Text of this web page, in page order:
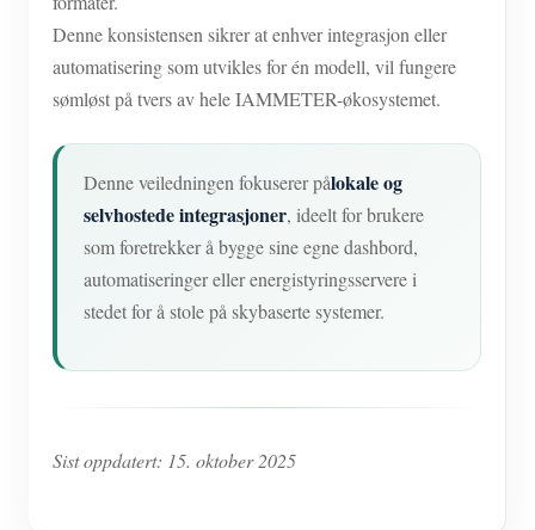
Denne konsistensen sikrer at enhver integrasjon eller
automatisering som utvikles for én modell, vil fungere
sømløst på tvers av hele IAMMETER-økosystemet.
Denne veiledningen fokuserer pålokale og
selvhostede integrasjoner, ideelt for brukere
som foretrekker å bygge sine egne dashbord,
automatiseringer eller energistyringsservere i
stedet for å stole på skybaserte systemer.
Sist oppdatert: 15. oktober 2025